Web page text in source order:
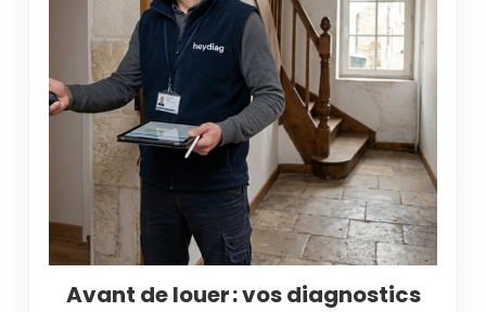
Avant de louer : vos diagnostics